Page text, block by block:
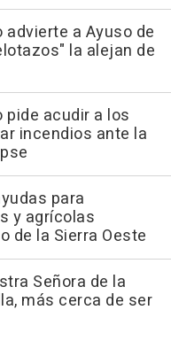
advierte a Ayuso de
la alejan de
pide acudir a los
incendios ante la
para
y agrícolas
de la Sierra Oeste
Señora de la
más cerca de ser